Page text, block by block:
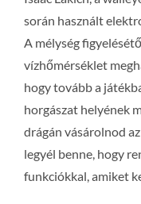
során használt
A mélység
vízhőmérséklet
hogy tovább a
horgászat helyének
drágán vásárolnod
legyél benne, hogy
funkciókkal, amiket